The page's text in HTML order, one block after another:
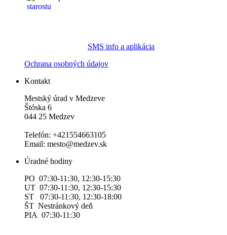
SMS info a aplikácia
Ochrana osobných údajov
Kontakt
Mestský úrad v Medzeve
Štóska 6
044 25 Medzev
Telefón: +421554663105
Email: mesto@medzev.sk
Úradné hodiny
PO 07:30-11:30, 12:30-15:30
UT 07:30-11:30, 12:30-15:30
ST 07:30-11:30, 12:30-18:00
ŠT Nestránkový deň
PIA 07:30-11:30